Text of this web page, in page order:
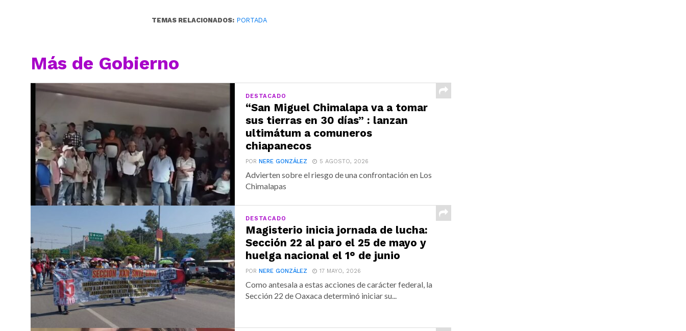
TEMAS RELACIONADOS: PORTADA
Más de Gobierno
DESTACADO
“San Miguel Chimalapa va a tomar
sus tierras en 30 días” : lanzan
ultimátum a comuneros
chiapanecos
PORNERE GONZÁLEZ 5 AGOSTO, 2026
Advierten sobre el riesgo de una confrontación en Los
Chimalapas
DESTACADO
Magisterio inicia jornada de lucha:
Sección 22 al paro el 25 de mayo y
huelga nacional el 1° de junio
PORNERE GONZÁLEZ 17 MAYO, 2026
Como antesala a estas acciones de carácter federal, la
Sección 22 de Oaxaca determinó iniciar su...